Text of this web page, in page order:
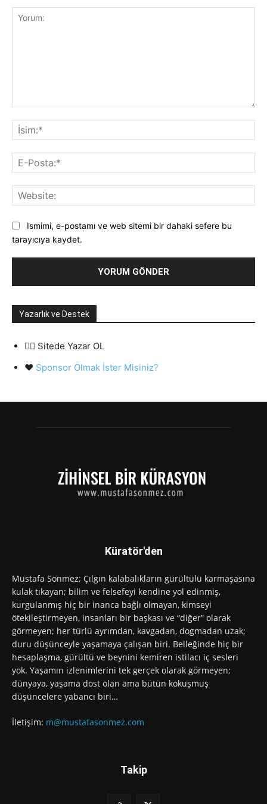
Ismimi, e-postamı ve web sitemi bir dahaki sefere bu
tarayıcıya kaydet.
Yazarlık ve Destek
✍🏻 Sitede Yazar OL
❤️ Sponsor Olmak İster Misiniz?
Küratör'den
Mustafa Sönmez; Çılgın kalabalıkların gürültülü karmaşasına
kulak tıkayan; bilim ve felsefeyi kendine yol edinmiş,
kurgulanmış hiç bir inanca bağlı olmayan, kimseyi
ötekileştirmeyen, insanları bir başkası ve “diğer” olarak
görmeyen; her türlü ayrımdan, kavgadan, dogmadan uzak;
duru düşünceyle yaşamaya çalışan biri. Belleğinde hiç bir
hesaplaşma, gürültü ve beynini kemiren istilacı iç sesleri
yok. Yaşamın izlenimlerini tek gerçek olarak görmeyen;
dünyaya, yaşama dost olan ama bütün kokuşmuş
düşüncelere yabancı biri…
İletişim: m@mustafasonmez.com
Takip